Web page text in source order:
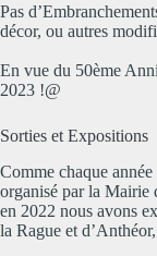
Pas
décor, ou autres
En vue du 50ème
2023 !@
Sorties et Expositions
Comme chaque
organisé par la Mairie
en 2022 nous avons
la Rague et